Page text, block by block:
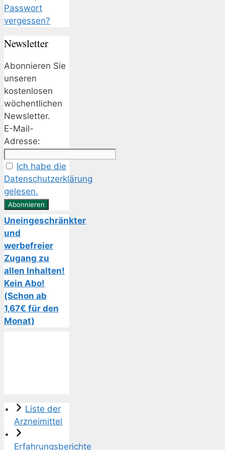
Passwort
vergessen?
Newsletter
Abonnieren Sie
unseren
kostenlosen
wöchentlichen
Newsletter.
E-Mail-
Adresse:
Ich habe die
Datenschutzerklärung
gelesen.
Uneingeschränkter
und
werbefreier
Zugang zu
allen Inhalten!
Kein Abo!
(Schon ab
1,67€ für den
Monat)
Liste der
Arzneimittel
Erfahrungsberichte